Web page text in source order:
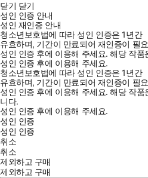
닫기 닫기
성인 인증 안내
성인 재인증 안내
청소년보호법에 따라 성인 인증은 1년간
유효하며, 기간이 만료되어 재인증이 필
성인 인증 후에 이용해 주세요.해당 작품
성인 인증 후에 이용해 주세요.
청소년보호법에 따라 성인 인증은 1년간
유효하며, 기간이 만료되어 재인증이 필
성인 인증 후에 이용해 주세요.해당 작품
니다.
성인 인증 후에 이용해 주세요.
성인 인증
성인 인증
취소
취소
제외하고 구매
제외하고 구매